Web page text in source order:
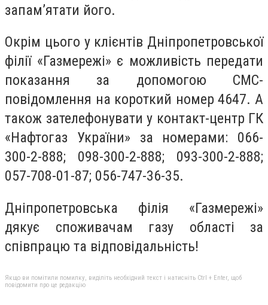
запам’ятати його.
Окрім цього у клієнтів Дніпропетровської
філії «Газмережі» є можливість передати
показання за допомогою СМС-
повідомлення на короткий номер 4647. А
також зателефонувати у контакт-центр ГК
«Нафтогаз України» за номерами: 066-
300-2-888; 098-300-2-888; 093-300-2-888;
057-708-01-87; 056-747-36-35.
Дніпропетровська філія «Газмережі»
дякує споживачам газу області за
співпрацю та відповідальність!
Якщо ви помітили помилку, виділіть необхідний текст і натисніть Ctrl + Enter, щоб
повідомити про це редакцію